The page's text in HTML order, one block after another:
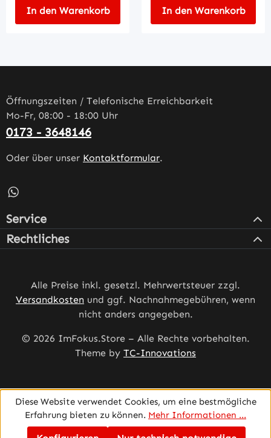
In den Warenkorb In den Warenkorb
Öffnungszeiten / Telefonische Erreichbarkeit
Mo-Fr, 08:00 - 18:00 Uhr
0173 - 3648146
Oder über unser Kontaktformular.
Schreib uns auf WhatsApp – öffnet in neuem Tab
Service
Rechtliches
Alle Preise inkl. gesetzl. Mehrwertsteuer zzgl.
Versandkosten und ggf. Nachnahmegebühren, wenn
nicht anders angegeben.
© 2026 ImFokus.Store – Alle Rechte vorbehalten.
Theme by TC-Innovations
Diese Website verwendet Cookies, um eine bestmögliche
Erfahrung bieten zu können. Mehr Informationen ...